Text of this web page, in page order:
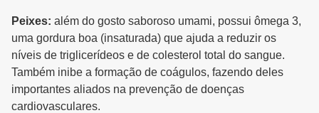
Peixes: além do gosto saboroso umami, possui ômega 3,
uma gordura boa (insaturada) que ajuda a reduzir os
níveis de triglicerídeos e de colesterol total do sangue.
Também inibe a formação de coágulos, fazendo deles
importantes aliados na prevenção de doenças
cardiovasculares.